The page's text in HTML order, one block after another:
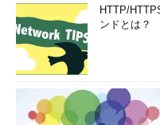
HTTP/
ンドとは？